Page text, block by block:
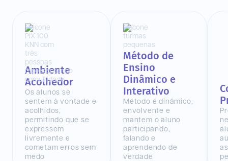
Ambiente
Acolhedor
Os alunos se
sentem à vontade e
acolhidos,
permitindo que se
expressem
livremente e
cometam erros sem
medo
Método de
Ensino
Dinâmico e
Interativo
Método é dinâmico,
envolvente e
mantem o aluno
participando,
falando e
aprendendo de
verdade